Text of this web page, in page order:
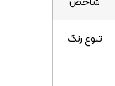
تنوع رنگ